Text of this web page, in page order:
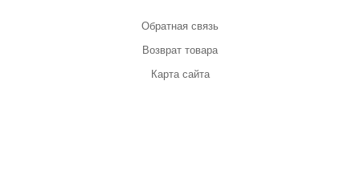
Обратная связь
Возврат товара
Карта сайта